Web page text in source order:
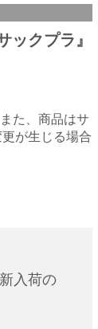
クプラ』
た、商品はサ
が生じる場合
入荷の